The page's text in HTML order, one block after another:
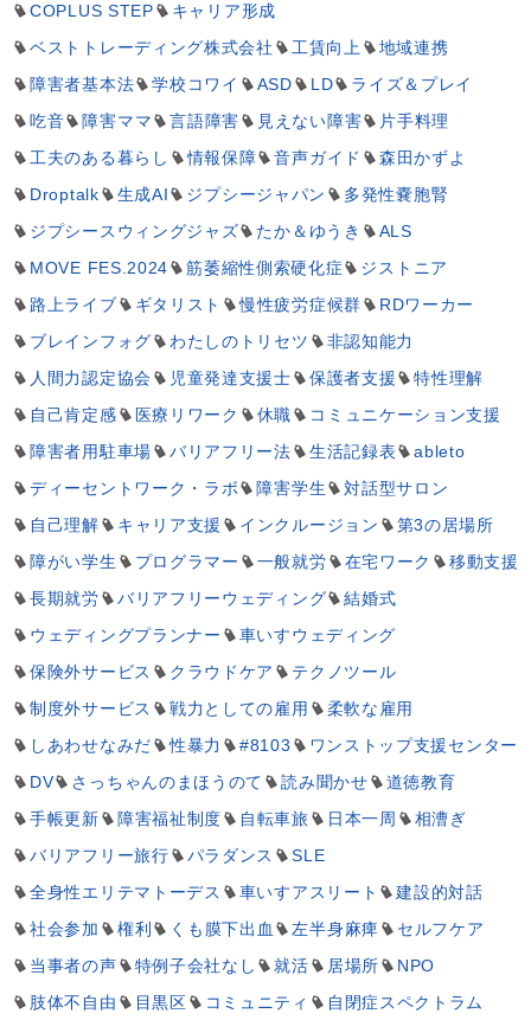
COPLUS STEP
キャリア形成
ベストトレーディング株式会社
工賃向上
地域連携
障害者基本法
学校コワイ ASD LD
ライズ＆プレイ
吃音
障害ママ 言語障害 見えない障害
片手料理
工夫のある暮らし
情報保障 音声ガイド
森田かずよ
Droptalk
生成AI ジプシージャパン
多発性嚢胞腎
ジプシースウィングジャズ
たか＆ゆうき
ALS
MOVE FES.2024
筋萎縮性側索硬化症
ジストニア
路上ライブ
ギタリスト 慢性疲労症候群
RDワーカー
ブレインフォグ
わたしのトリセツ
非認知能力
人間力認定協会
児童発達支援士 保護者支援
特性理解
自己肯定感
医療リワーク 休職
コミュニケーション支援
障害者用駐車場
バリアフリー法 生活記録表
ableto
ディーセントワーク・ラボ
障害学生
対話型サロン
自己理解
キャリア支援 インクルージョン
第3の居場所
障がい学生
プログラマー 一般就労 在宅ワーク
移動支援
長期就労
バリアフリーウェディング
結婚式
ウェディングプランナー
車いすウェディング
保険外サービス
クラウドケア
テクノツール
制度外サービス
戦力としての雇用
柔軟な雇用
しあわせなみだ
性暴力 #8103
ワンストップ支援センター
DV
さっちゃんのまほうのて 読み聞かせ
道徳教育
手帳更新
障害福祉制度 自転車旅 日本一周
相漕ぎ
バリアフリー旅行
パラダンス
SLE
全身性エリテマトーデス
車いすアスリート
建設的対話
社会参加
権利 くも膜下出血 左半身麻痺
セルフケア
当事者の声
特例子会社なし 就活 居場所
NPO
肢体不自由
目黒区 コミュニティ
自閉症スペクトラム